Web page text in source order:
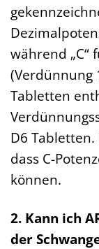
während „C“
(Verdünnung
Tabletten
D6
dass C-
können.
2. Kann ich
der